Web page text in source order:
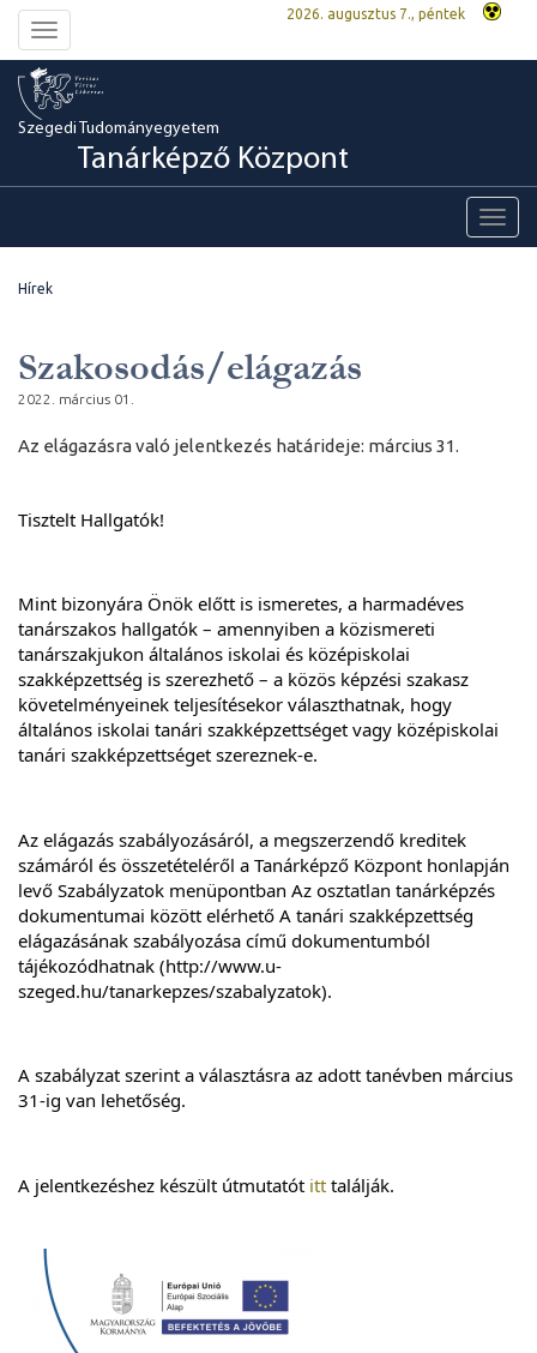
Toggle
navigation
2026. augusztus 7., péntek
Szegedi Tudományegyetem
Tanárképző Központ
Hírek
Szakosodás/elágazás
2022. március 01.
Az elágazásra való jelentkezés határideje: március 31.
Tisztelt Hallgatók!
Mint bizonyára Önök előtt is ismeretes, a harmadéves
tanárszakos hallgatók – amennyiben a közismereti
tanárszakjukon általános iskolai és középiskolai
szakképzettség is szerezhető – a közös képzési szakasz
követelményeinek teljesítésekor választhatnak, hogy
általános iskolai tanári szakképzettséget vagy középiskolai
tanári szakképzettséget szereznek-e.
Az elágazás szabályozásáról, a megszerzendő kreditek
számáról és összetételéről a Tanárképző Központ honlapján
levő Szabályzatok menüpontban Az osztatlan tanárképzés
dokumentumai között elérhető A tanári szakképzettség
elágazásának szabályozása című dokumentumból
tájékozódhatnak (http://www.u-
szeged.hu/tanarkepzes/szabalyzatok).
A szabályzat szerint a választásra az adott tanévben március
31-ig van lehetőség.
A jelentkezéshez készült útmutatót itt találják.